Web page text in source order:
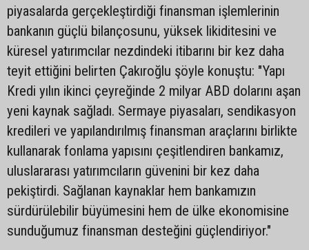
piyasalarda gerçekleştirdiği finansman işlemlerinin
bankanın güçlü bilançosunu, yüksek likiditesini ve
küresel yatırımcılar nezdindeki itibarını bir kez daha
teyit ettiğini belirten Çakıroğlu şöyle konuştu: "Yapı
Kredi yılın ikinci çeyreğinde 2 milyar ABD dolarını aşan
yeni kaynak sağladı. Sermaye piyasaları, sendikasyon
kredileri ve yapılandırılmış finansman araçlarını birlikte
kullanarak fonlama yapısını çeşitlendiren bankamız,
uluslararası yatırımcıların güvenini bir kez daha
pekiştirdi. Sağlanan kaynaklar hem bankamızın
sürdürülebilir büyümesini hem de ülke ekonomisine
sunduğumuz finansman desteğini güçlendiriyor."